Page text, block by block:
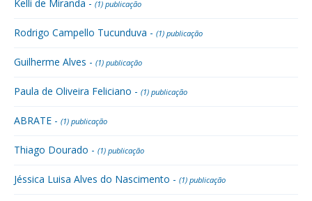
Kelli de Miranda - (1) publicação
Rodrigo Campello Tucunduva - (1) publicação
Guilherme Alves - (1) publicação
Paula de Oliveira Feliciano - (1) publicação
ABRATE - (1) publicação
Thiago Dourado - (1) publicação
Jéssica Luisa Alves do Nascimento - (1) publicação